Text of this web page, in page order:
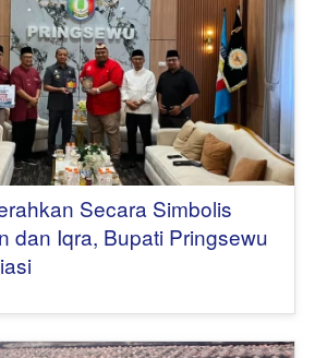
Secara Simbolis
dan Iqra, Bupati Pringsewu